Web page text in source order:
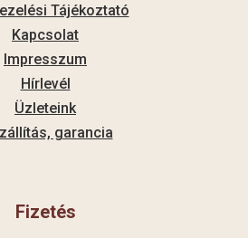
Tájékoztató
Kapcsolat
Impresszum
Hírlevél
Üzleteink
garancia
Fizetés